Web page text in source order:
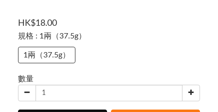
HK$18.00
規格 : 1兩（37.5g）
1兩（37.5g）
數量